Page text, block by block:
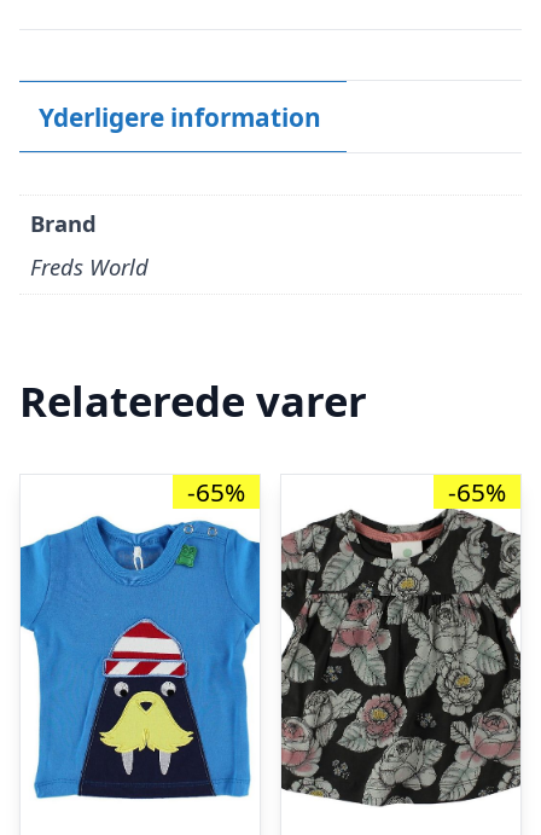
Yderligere information
Brand
Freds World
Relaterede varer
-65% -65%